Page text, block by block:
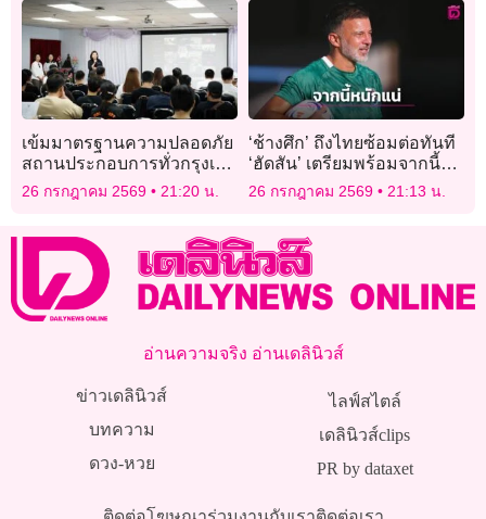
เข้มมาตรฐานความปลอดภัย
สถานประกอบการทั่วกรุงเปิด
ระบบประเมินตนเองป้องกัน
เหตุซ้ำรอย
26 กรกฎาคม 2569 21:20 น.
‘ช้างศึก’ ถึงไทยซ้อมต่อทันที
‘ฮัดสัน’ เตรียมพร้อมจากนี้
หนักแน่
26 กรกฎาคม 2569 21:13 น.
อ่านความจริง อ่านเดลินิวส์
ข่าวเดลินิวส์
บทความ
ดวง-หวย
ไลฟ์สไตล์
เดลินิวส์clips
PR by dataxet